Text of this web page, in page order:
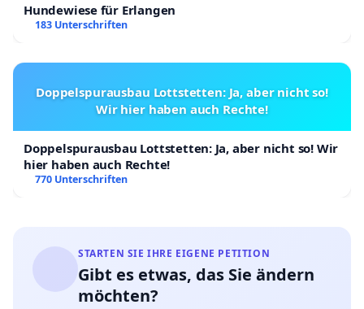
Hundewiese für Erlangen
183 Unterschriften
Doppelspurausbau Lottstetten: Ja, aber nicht so!
Wir hier haben auch Rechte!
Doppelspurausbau Lottstetten: Ja, aber nicht so! Wir
hier haben auch Rechte!
770 Unterschriften
STARTEN SIE IHRE EIGENE PETITION
Gibt es etwas, das Sie ändern
möchten?